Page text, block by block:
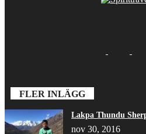
FLER INLÄGG
Lakpa Thundu
nov 30, 2016